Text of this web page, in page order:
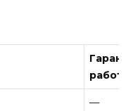
работу
—